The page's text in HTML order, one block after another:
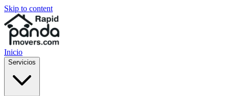
Skip to content
Inicio
Servicios